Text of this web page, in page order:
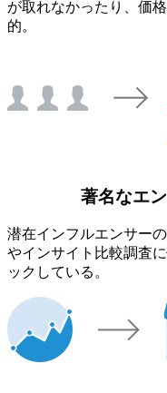
が取れなかったり、価
的。
著名なエ
潜在インフルエンサー
やインサイト比較調査
ックしている。